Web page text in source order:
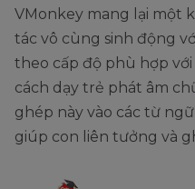
VMonkey mang lại một
tác vô cùng sinh động
theo cấp độ phù hợp
cách dạy trẻ phát âm
ghép này vào các từ
giúp con liên tưởng và